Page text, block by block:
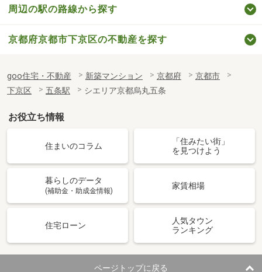
京都府京都市下京区の不動産を探す
goo住宅・不動産 新築マンション 京都府
お役立ち情報
住まいのコラム
暮らしのデータ
家賃相場
住宅ローン
人気タウン